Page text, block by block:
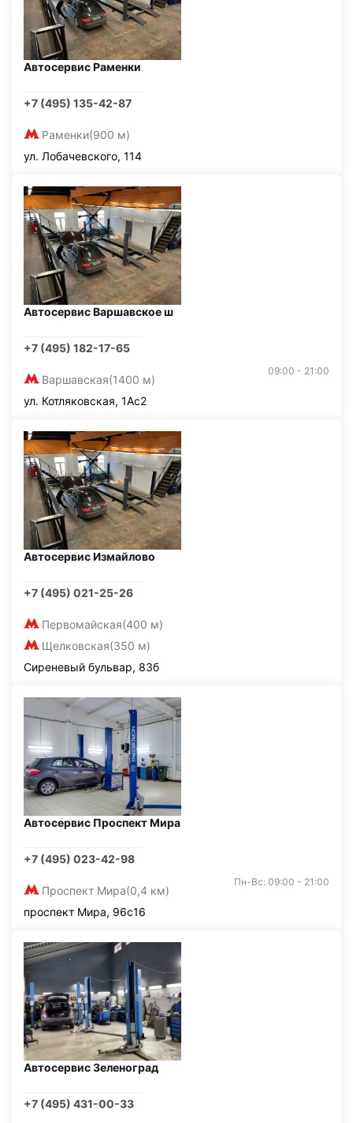
Автосервис Раменки
+7 (495) 135-42-87
Раменки(900 м)
ул. Лобачевского, 114
Автосервис Варшавское ш
+7 (495) 182-17-65
Варшавская(1400 м)
09:00 - 21:00
ул. Котляковская, 1Ас2
Автосервис Измайлово
+7 (495) 021-25-26
Первомайская(400 м)
Щелковская(350 м)
Сиреневый бульвар, 83б
Автосервис Проспект Мира
+7 (495) 023-42-98
Проспект Мира(0,4 км)
Пн-Вс: 09:00 - 21:00
проспект Мира, 96с16
Автосервис Зеленоград
+7 (495) 431-00-33